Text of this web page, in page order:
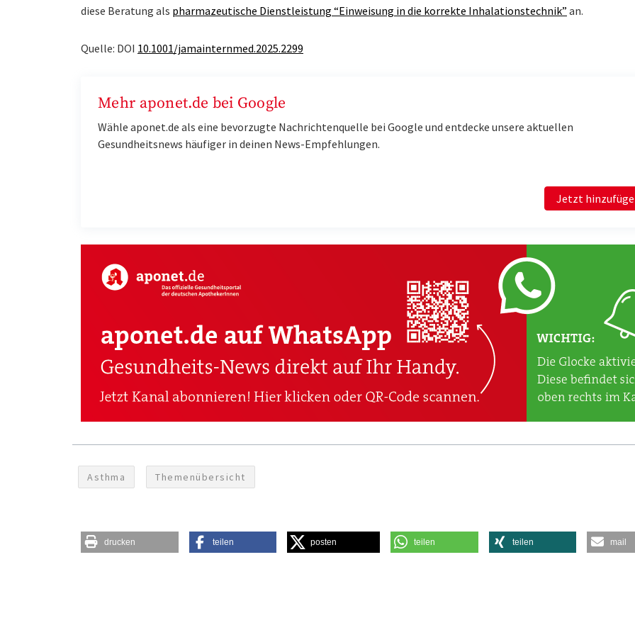
diese Beratung als pharmazeutische Dienstleistung “Einweisung in die korrekte Inhalationstechnik” an.
Quelle: DOI 10.1001/jamainternmed.2025.2299
Mehr aponet.de bei Google
Wähle aponet.de als eine bevorzugte Nachrichtenquelle bei Google und entdecke unsere aktuellen
Gesundheitsnews häufiger in deinen News-Empfehlungen.
Jetzt
Asthma Themenübersicht
drucken teilen posten teilen teilen mail